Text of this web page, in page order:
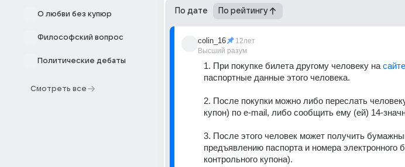
О любви без купюр
Философский вопрос
Политические дебаты
Смотреть все
По дате По рейтингу
colin_16
Высший разум
12лет
1. При покупке билета другому человеку на
паспортные данные этого человека.
2. После покупки можно либо переслать
купон) по e-mail, либо сообщить ему (ей) 14-
3. После этого человек может получить
предъявлению паспорта и номера электронного
контрольного купона).